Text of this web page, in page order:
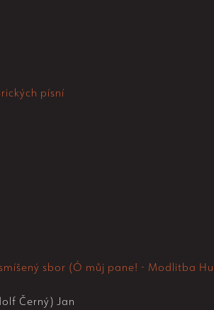
písní
sbor (Ó můj pane! - Modlitba
Černý) Jan